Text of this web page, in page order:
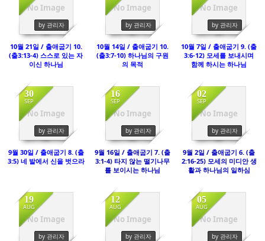
No Image
by 관리자
3098
10월 21일 / 출애굽기 10.
(출3:13-4) 스스로 있는 자
이신 하나님
No Image
by 관리자
2908
10월 14일 / 출애굽기 10.
(출3:7-10) 하나님의 구원
의 목적
No Image
by 관리자
3145
10월 7일 / 출애굽기 9. (출
3:6-12) 모세를 보내시며
함께 하시는 하나님
No Image
30
SEP
by 관리자
3312
9월 30일 / 출애굽기 8. (출
3:5) 네 발에서 신을 벗으라
No Image
16
SEP
by 관리자
2930
9월 16일 / 출애굽기 7. (출
3:1-4) 타지 않는 떨기나무
를 보이시는 하나님
No Image
02
SEP
by 관리자
3128
9월 2일 / 출애굽기 6. (출
2:16-25) 모세의 미디안 생
활과 하나님의 일하심
No Image
19
AUG
by 관리자
3218
No Image
12
AUG
by 관리자
3355
No Image
05
AUG
by 관리자
3361